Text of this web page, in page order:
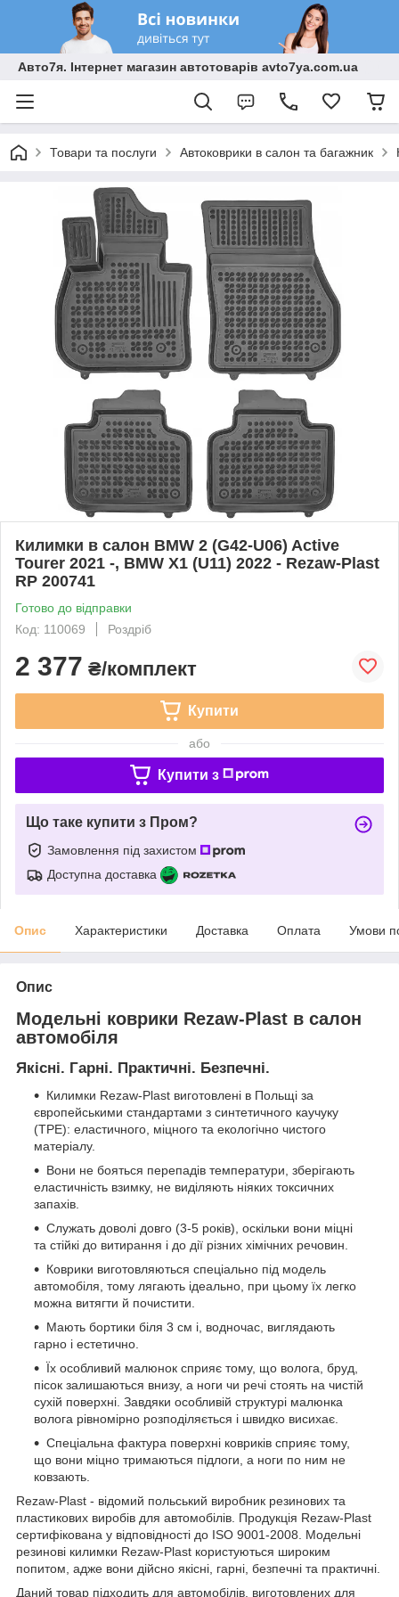
Авто7я. Інтернет магазин автотоварів avto7ya.com.ua
Товари та послуги Автоковрики в салон та багажник
Килимки в салон BMW 2 (G42-U06) Active
Tourer 2021 -, BMW X1 (U11) 2022 - Rezaw-Plast
RP 200741
Готово до відправки
Код: 110069
Роздріб
2 377 ₴/комплект
Купити
або
Купити з
Що таке купити з Пром?
Замовлення під захистом
Доступна доставка
Опис Характеристики Доставка Оплата Умови
Опис
Модельні коврики Rezaw-Plast в салон
автомобіля
Якісні. Гарні. Практичні. Безпечні.
Килимки Rezaw-Plast виготовлені в Польщі за
європейськими стандартами з синтетичного каучуку
(ТРЕ): еластичного, міцного та екологічно чистого
матеріалу.
Вони не бояться перепадів температури, зберігають
еластичність взимку, не виділяють ніяких токсичних
запахів.
Служать доволі довго (3-5 років), оскільки вони міцні
та стійкі до витирання і до дії різних хімічних речовин.
Коврики виготовляються спеціально під модель
автомобіля, тому лягають ідеально, при цьому їх легко
можна витягти й почистити.
Мають бортики біля 3 см і, водночас, виглядають
гарно і естетично.
Їх особливий малюнок сприяє тому, що волога, бруд,
пісок залишаються внизу, а ноги чи речі стоять на чистій
сухій поверхні. Завдяки особливій структурі малюнка
волога рівномірно розподіляється і швидко висихає.
Спеціальна фактура поверхні ковриків сприяє тому,
що вони міцно тримаються підлоги, а ноги по ним не
ковзають.
Rezaw-Plast - відомий польський виробник резинових та
пластикових виробів для автомобілів. Продукція Rezaw-Plast
сертифікована у відповідності до ISO 9001-2008. Модельні
резинові килимки Rezaw-Plast користуються широким
попитом, адже вони дійсно якісні, гарні, безпечні та практичні.
Даний товар підходить для автомобілів, виготовлених для